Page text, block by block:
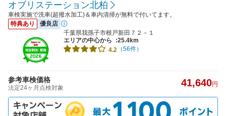
オブリステーション北柏
車検実施で洗車(超撥水加工)＆車内清掃が無料で付いてます。
特典あり
優良店
千葉県我孫子市根戸新田７２－１
エリアの中心から
:25.4km
4.2 （56件）
参考車検価格
法定24ヶ月点検対象 41,640円